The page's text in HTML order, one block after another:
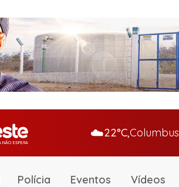
☁️22°C,Columbus
Polícia Eventos Vídeos